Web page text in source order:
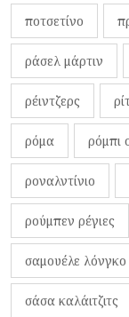
ποτσετίνο
ράσελ μάρτιν
ρέιντζερς
ρόμα ρόμπι
ροναλντίνιο
ρούμπεν ρέγιες
σαμουέλε λόνγκο
σάσα καλάιτζιτς